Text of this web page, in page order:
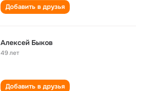
Добавить в друзья
Алексей Быков
49 лет
Добавить в друзья